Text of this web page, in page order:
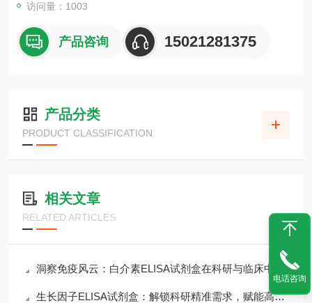
访问量：1003
产品咨询 15021281375
产品分类
PRODUCT CLASSIFICATION
相关文章
RELATED ARTICLES
洞察免疫风云：白介素ELISA试剂盒在科研与临床中的核心价值
生长因子ELISA试剂盒：解锁科研精准需求，赋能高效检测核心优势
电话咨询